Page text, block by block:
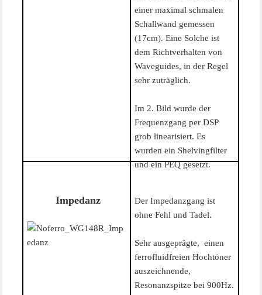
einer maximal schmalen
Schallwand gemessen
(17cm). Eine Solche ist
dem Richtverhalten von
Waveguides, in der Regel
sehr zuträglich.
Im 2. Bild wurde der
Frequenzgang per DSP
grob linearisiert. Es
wurden ein Shelvingfilter
und ein PEQ gesetzt.
Impedanz
Der Impedanzgang ist
ohne Fehl und Tadel.
Sehr ausgeprägte, einen
ferrofluidfreien Hochtöner
auszeichnende,
Resonanzspitze bei 900Hz.